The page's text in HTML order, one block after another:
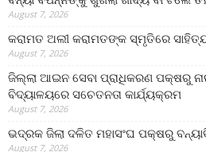
August 7, 2026
କରାମତ ଅଲୀ କରାମତଙ୍କ ସ୍ମୃତିରେ
August 7, 2026
ଜିଲ୍ଲା ଆଇନ ସେବା ପ୍ରାଧିକରଣ ପକ୍ଷରୁ
ବିଦ୍ୟାଳୟରେ ସଚେତନତା କାର୍ଯ୍ୟକ୍ରମ
August 7, 2026
ଭଦ୍ରକ ଜିଲା ଦଳିତ ମହାସଂଘ ପକ୍ଷରୁ
August 7, 2026